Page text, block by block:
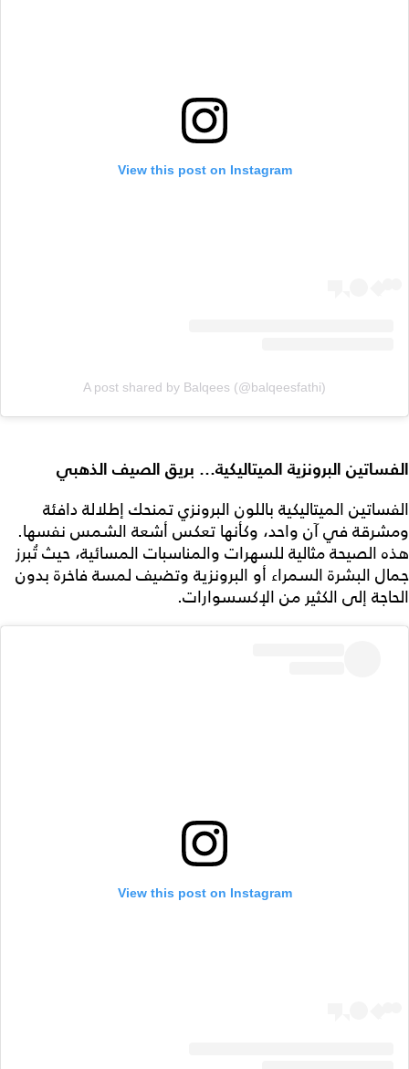
View this post on Instagram
A post shared by Balqees (@balqeesfathi)
الفساتين البرونزية الميتاليكية… بريق الصيف الذهبي
الفساتين الميتاليكية باللون البرونزي تمنحك إطلالة دافئة
ومشرقة في آن واحد، وكأنها تعكس أشعة الشمس نفسها.
هذه الصيحة مثالية للسهرات والمناسبات المسائية، حيث تُبرز
جمال البشرة السمراء أو البرونزية وتضيف لمسة فاخرة بدون
الحاجة إلى الكثير من الإكسسوارات.
View this post on Instagram